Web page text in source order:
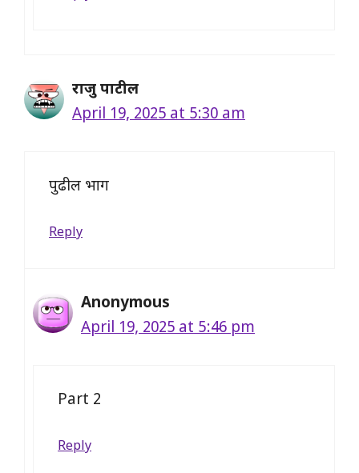
राजु पाटील
April 19, 2025 at 5:30 am
पुढील भाग
Reply
Anonymous
April 19, 2025 at 5:46 pm
Part 2
Reply